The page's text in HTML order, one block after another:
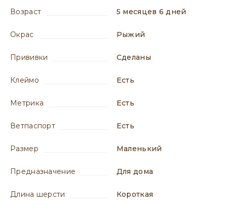
возраст 5 месяцев 6 дней
окрас рыжий
прививки сделаны
клеймо есть
метрика есть
ветпаспорт есть
размер маленький
предназначение для дома
длина шерсти короткая